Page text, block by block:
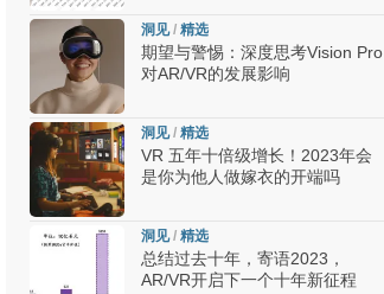
洞见/ 精选
期望与警惕：深度思考Vision Pro
对AR/VR的发展影响
洞见/ 精选
VR 五年十倍级增长！2023年会
是你为他人做嫁衣的开端吗
洞见/ 精选
总结过去十年，寄语2023，
AR/VR开启下一个十年新征程